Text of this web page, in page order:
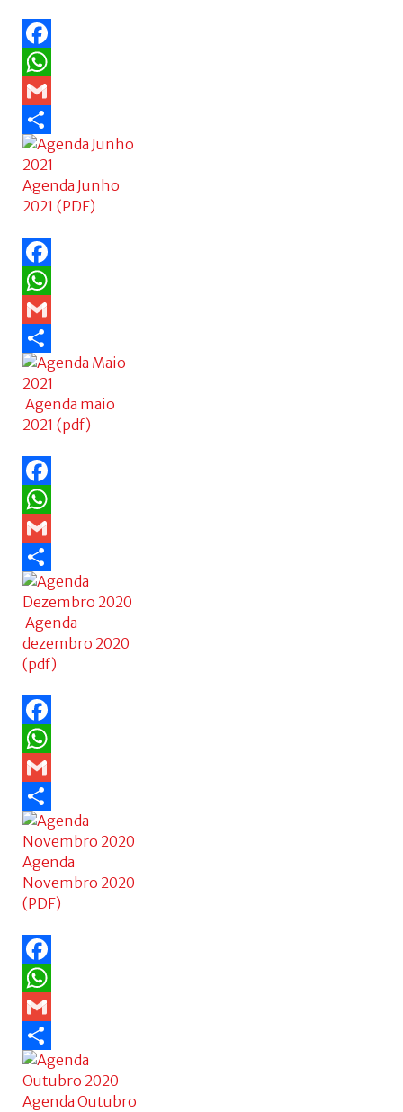
Facebook
WhatsApp
Gmail
Share
Agenda Junho
2021 (PDF)
Facebook
WhatsApp
Gmail
Share
Agenda maio
2021 (pdf)
Facebook
WhatsApp
Gmail
Share
Agenda
dezembro 2020
(pdf)
Facebook
WhatsApp
Gmail
Share
Agenda
Novembro 2020
(PDF)
Facebook
WhatsApp
Gmail
Share
Agenda Outubro